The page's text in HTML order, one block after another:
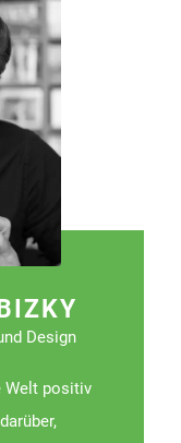
Design
Welt positiv